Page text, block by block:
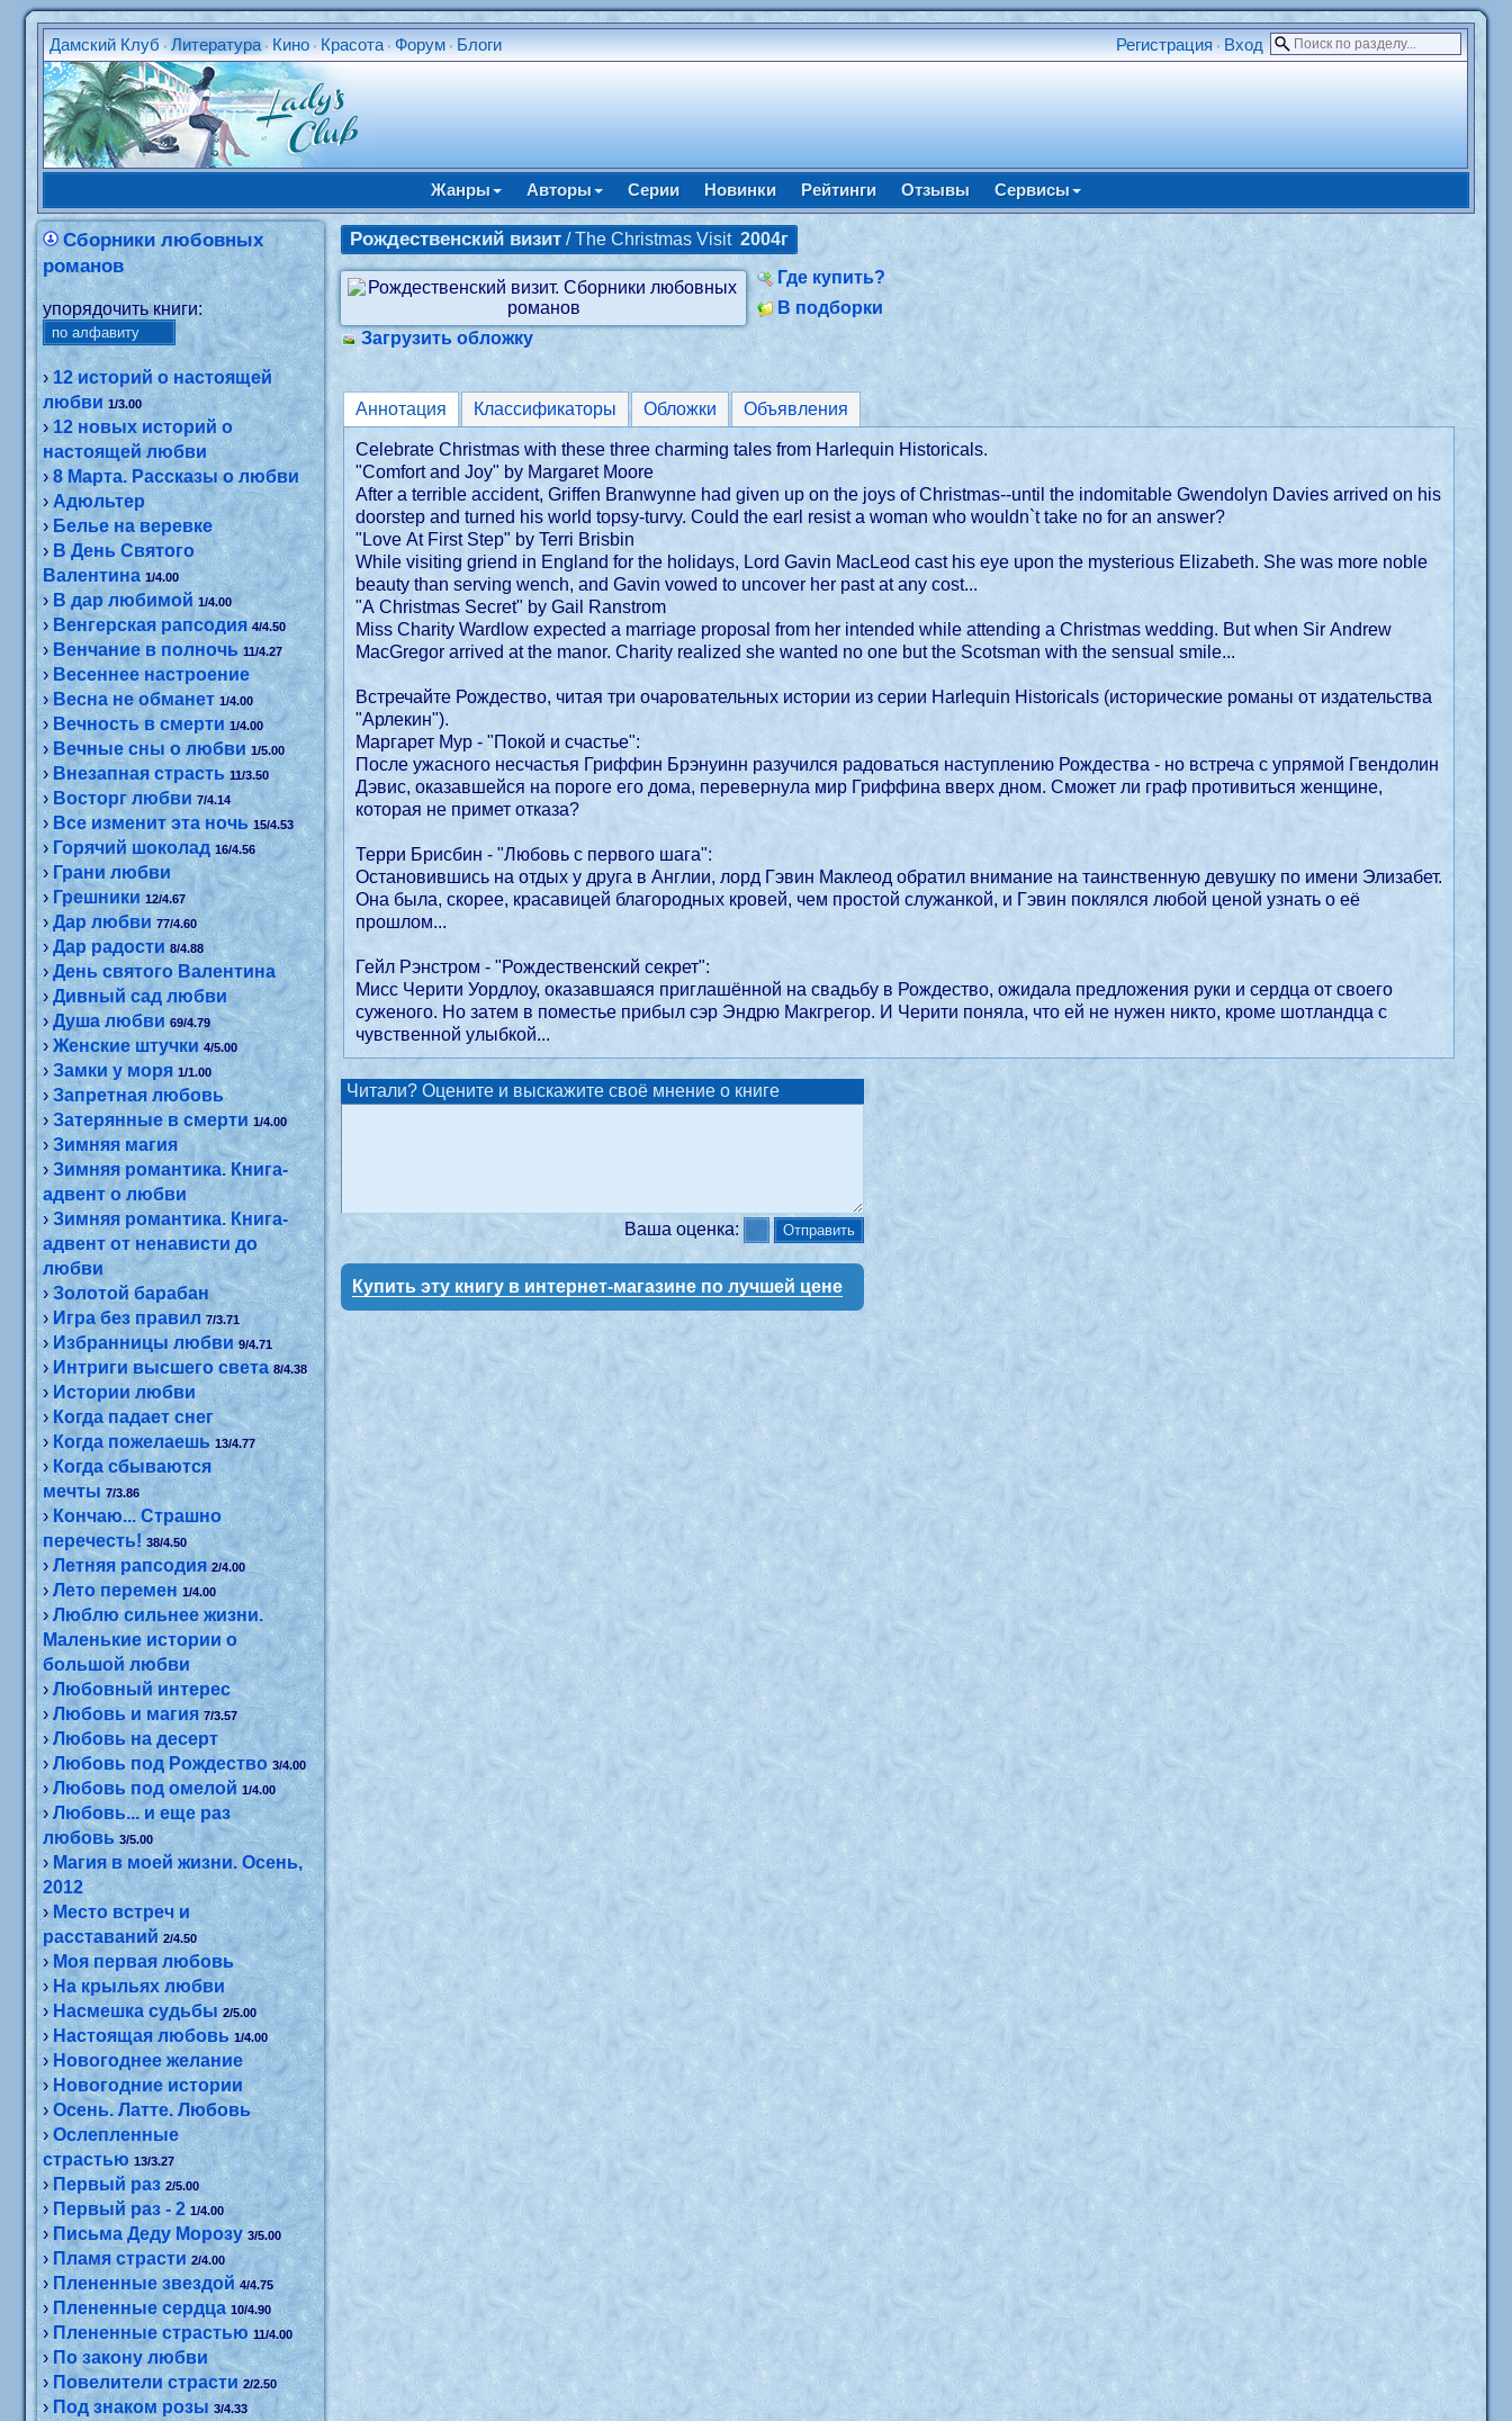
Дамский Клуб •Литература • Кино • Красота •Форум • Блоги Регистрация • Вход
Жанры Авторы Серии Новинки Рейтинги Отзывы Сервисы
Сборники любовных
романов
упорядочить книги:
›12 историй о настоящей
любви 1/3.00
›12 новых историй о
настоящей любви
›8 Марта. Рассказы о любви
›Адюльтер
›Белье на веревке
›В День Святого
Валентина 1/4.00
›В дар любимой 1/4.00
›Венгерская рапсодия 4/4.50
› Венчание в полночь 11/4.27
›Весеннее настроение
› Весна не обманет 1/4.00
›Вечность в смерти 1/4.00
›Вечные сны о любви 1/5.00
›Внезапная страсть 11/3.50
›Восторг любви 7/4.14
›Все изменит эта ночь 15/4.53
› Горячий шоколад 16/4.56
›Грани любви
›Грешники 12/4.67
›Дар любви 77/4.60
›Дар радости 8/4.88
›День святого Валентина
›Дивный сад любви
›Душа любви 69/4.79
›Женские штучки 4/5.00
›Замки у моря 1/1.00
›Запретная любовь
›Затерянные в смерти 1/4.00
›Зимняя магия
›Зимняя романтика. Книга-
адвент о любви
›Зимняя романтика. Книга-
адвент от ненависти до
любви
›Золотой барабан
›Игра без правил 7/3.71
›Избранницы любви 9/4.71
› Интриги высшего света 8/4.38
›Истории любви
›Когда падает снег
›Когда пожелаешь 13/4.77
›Когда сбываются
мечты 7/3.86
› Кончаю... Страшно
перечесть! 38/4.50
›Летняя рапсодия 2/4.00
›Лето перемен 1/4.00
›Люблю сильнее жизни.
Маленькие истории о
большой любви
›Любовный интерес
›Любовь и магия 7/3.57
›Любовь на десерт
›Любовь под Рождество 3/4.00
›Любовь под омелой 1/4.00
›Любовь... и еще раз
любовь 3/5.00
›Магия в моей жизни. Осень,
2012
›Место встреч и
расставаний 2/4.50
›Моя первая любовь
› На крыльях любви
›Насмешка судьбы 2/5.00
›Настоящая любовь 1/4.00
› Новогоднее желание
›Новогодние истории
›Осень. Латте. Любовь
›Ослепленные
страстью 13/3.27
› Первый раз 2/5.00
›Первый раз - 2 1/4.00
›Письма Деду Морозу 3/5.00
›Пламя страсти 2/4.00
›Плененные звездой 4/4.75
›Плененные сердца 10/4.90
› Плененные страстью 11/4.00
›По закону любви
›Повелители страсти 2/2.50
› Под знаком розы 3/4.33
Рождественский визит / The Christmas Visit2004г
Где купить?
В подборки
Загрузить обложку
Аннотация Классификаторы Обложки Объявления
Celebrate Christmas with these three charming tales from Harlequin Historicals.
"Comfort and Joy" by Margaret Moore
After a terrible accident, Griffen Branwynne had given up on the joys of Christmas--until the indomitable Gwendolyn Davies arrived on his
doorstep and turned his world topsy-turvy. Could the earl resist a woman who wouldn`t take no for an answer?
"Love At First Step" by Terri Brisbin
While visiting griend in England for the holidays, Lord Gavin MacLeod cast his eye upon the mysterious Elizabeth. She was more noble
beauty than serving wench, and Gavin vowed to uncover her past at any cost...
"A Christmas Secret" by Gail Ranstrom
Miss Charity Wardlow expected a marriage proposal from her intended while attending a Christmas wedding. But when Sir Andrew
MacGregor arrived at the manor. Charity realized she wanted no one but the Scotsman with the sensual smile...
Встречайте Рождество, читая три очаровательных истории из серии Harlequin Historicals (исторические романы от издательства
"Арлекин").
Маргарет Мур - "Покой и счастье":
После ужасного несчастья Гриффин Брэнуинн разучился радоваться наступлению Рождества - но встреча с упрямой Гвендолин
Дэвис, оказавшейся на пороге его дома, перевернула мир Гриффина вверх дном. Сможет ли граф противиться женщине,
которая не примет отказа?
Терри Брисбин - "Любовь с первого шага":
Остановившись на отдых у друга в Англии, лорд Гэвин Маклеод обратил внимание на таинственную девушку по имени Элизабет.
Она была, скорее, красавицей благородных кровей, чем простой служанкой, и Гэвин поклялся любой ценой узнать о её
прошлом...
Гейл Рэнстром - "Рождественский секрет":
Мисс Черити Уордлоу, оказавшаяся приглашённой на свадьбу в Рождество, ожидала предложения руки и сердца от своего
суженого. Но затем в поместье прибыл сэр Эндрю Макгрегор. И Черити поняла, что ей не нужен никто, кроме шотландца с
чувственной улыбкой...
Читали? Оцените и выскажите своё мнение о книге
Ваша оценка:
Купить эту книгу в интернет-магазине по лучшей цене